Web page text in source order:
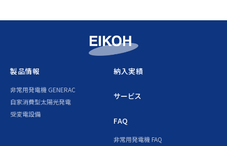
製品情報
非常用発電機 GENERAC
自家消費型太陽光発電
受変電設備
納入実績
サービス
FAQ
非常用発電機 FAQ